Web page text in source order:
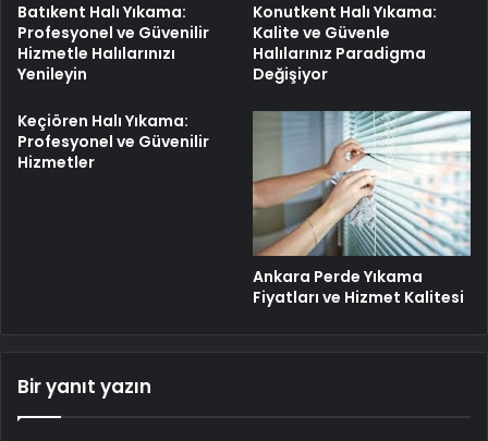
Batıkent Halı Yıkama:
Profesyonel ve Güvenilir
Hizmetle Halılarınızı
Yenileyin
Konutkent Halı Yıkama:
Kalite ve Güvenle
Halılarınız Paradigma
Değişiyor
Keçiören Halı Yıkama:
Profesyonel ve Güvenilir
Hizmetler
Ankara Perde Yıkama
Fiyatları ve Hizmet Kalitesi
Bir yanıt yazın